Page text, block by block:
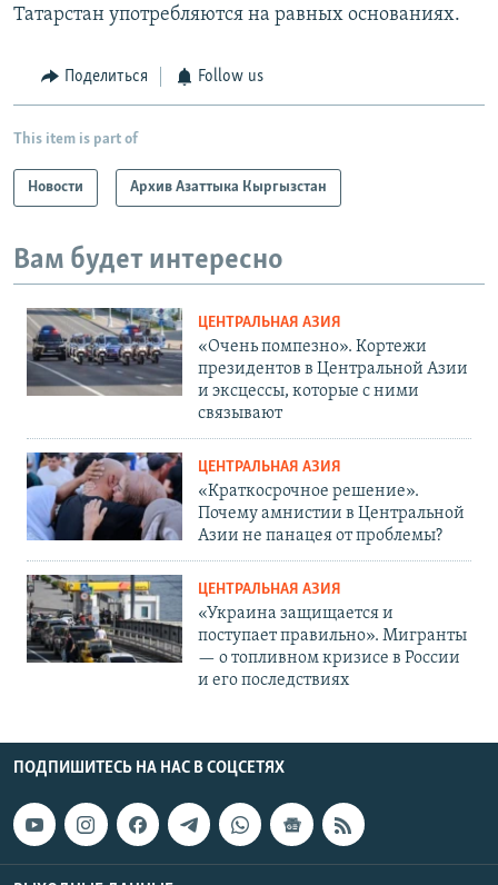
Татарстан употребляются на равных основаниях.
Поделиться Follow us
This item is part of
Новости Архив Азаттыка Кыргызстан
Вам будет интересно
ЦЕНТРАЛЬНАЯ АЗИЯ
«Очень помпезно». Кортежи
президентов в Центральной Азии
и эксцессы, которые с ними
связывают
ЦЕНТРАЛЬНАЯ АЗИЯ
«Краткосрочное решение».
Почему амнистии в Центральной
Азии не панацея от проблемы?
ЦЕНТРАЛЬНАЯ АЗИЯ
«Украина защищается и
поступает правильно». Мигранты
— о топливном кризисе в России
и его последствиях
ПОДПИШИТЕСЬ НА НАС В СОЦСЕТЯХ